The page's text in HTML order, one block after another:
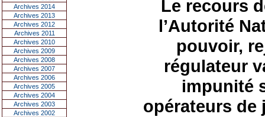
Archives 2014
Archives 2013
Archives 2012
Archives 2011
Archives 2010
Archives 2009
Archives 2008
Archives 2007
Archives 2006
Archives 2005
Archives 2004
Archives 2003
Archives 2002
Le recours
l’Autorité
pouvoir,
régulateur
impunité
opérateurs de